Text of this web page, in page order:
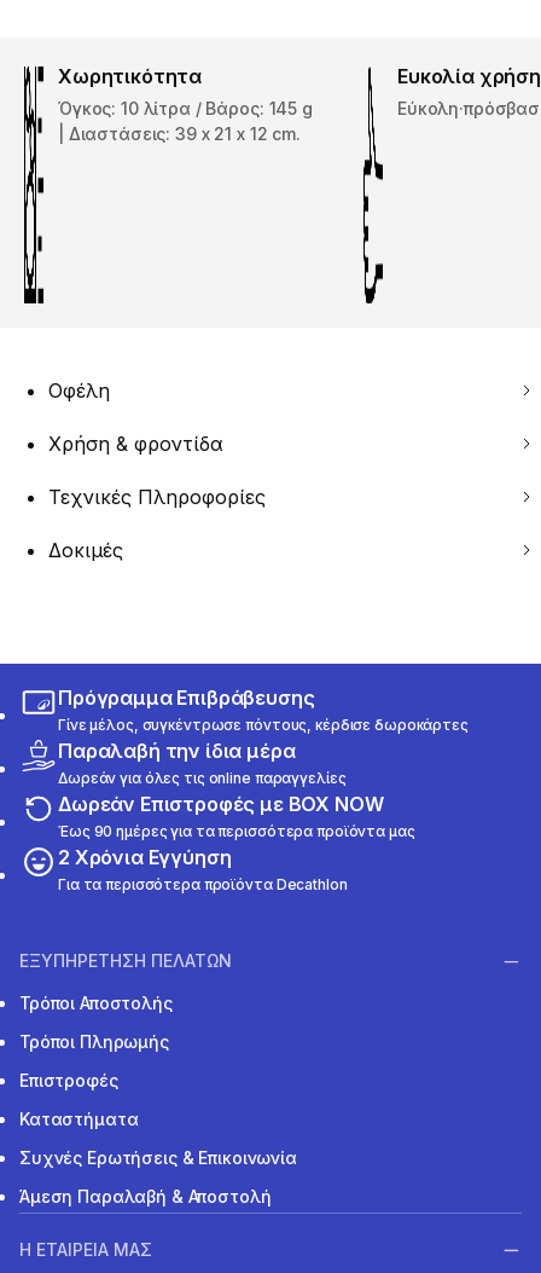
Χωρητικότητα
Όγκος: 10 λίτρα / Βάρος: 145 g
| Διαστάσεις: 39 x 21 x 12 cm.
Ευκολία
Οφέλη
Χρήση & φροντίδα
Τεχνικές Πληροφορίες
Δοκιμές
Πρόγραμμα Επιβράβευσης
Γίνε μέλος, συγκέντρωσε πόντους, κέρδισε δωροκάρτες
Παραλαβή την ίδια μέρα
Δωρεάν για όλες τις online παραγγελίες
Δωρεάν Επιστροφές με BOX NOW
Έως 90 ημέρες για τα περισσότερα προϊόντα μας
2 Χρόνια Εγγύηση
Για τα περισσότερα προϊόντα Decathlon
ΕΞΥΠΗΡΕΤΗΣΗ ΠΕΛΑΤΩΝ
Τρόποι Αποστολής
Τρόποι Πληρωμής
Επιστροφές
Καταστήματα
Συχνές Ερωτήσεις & Επικοινωνία
Άμεση Παραλαβή & Αποστολή
Η ΕΤΑΙΡΕΙΑ ΜΑΣ